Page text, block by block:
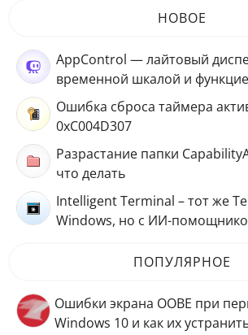
НОВОЕ
AppControl — лайтовый
временной шкалой и
Ошибка сброса таймера
0xC004D307
Разрастание папки
что делать
Intelligent Terminal – тот же
Windows, но с ИИ-
ПОПУЛЯРНОЕ
Ошибки экрана OOBE при
Windows 10 и как их